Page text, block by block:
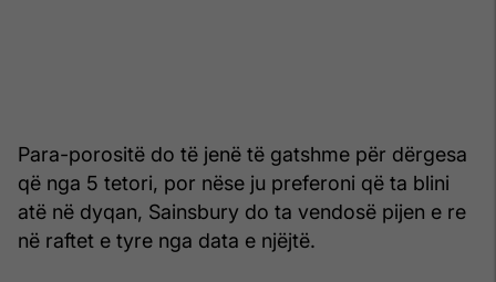
Para-porositë do të jenë të gatshme për dërgesa
që nga 5 tetori, por nëse ju preferoni që ta blini
atë në dyqan, Sainsbury do ta vendosë pijen e re
në raftet e tyre nga data e njëjtë.